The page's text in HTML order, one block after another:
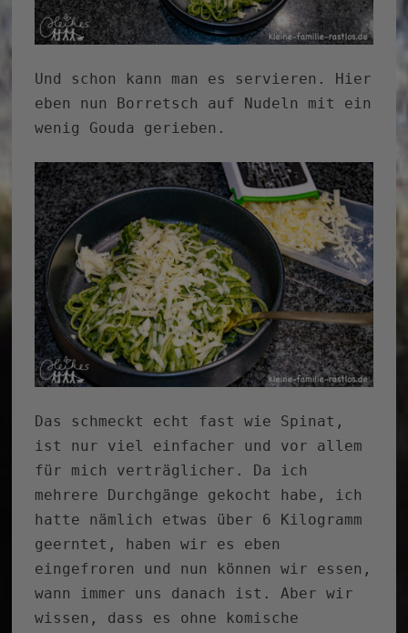
Und schon kann man es servieren. Hier
eben nun Borretsch auf Nudeln mit ein
wenig Gouda gerieben.
Das schmeckt echt fast wie Spinat,
ist nur viel einfacher und vor allem
für mich verträglicher. Da ich
mehrere Durchgänge gekocht habe, ich
hatte nämlich etwas über 6 Kilogramm
geerntet, haben wir es eben
eingefroren und nun können wir essen,
wann immer uns danach ist. Aber wir
wissen, dass es ohne komische